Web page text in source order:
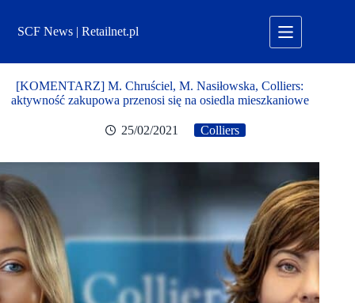
treściSCF News | Retailnet.pl
[KOMENTARZ] M. Chruściel, M. Nasiłowska, Colliers:
aktywność zakupowa przenosi się na osiedla mieszkaniowe
25/02/2021 Colliers